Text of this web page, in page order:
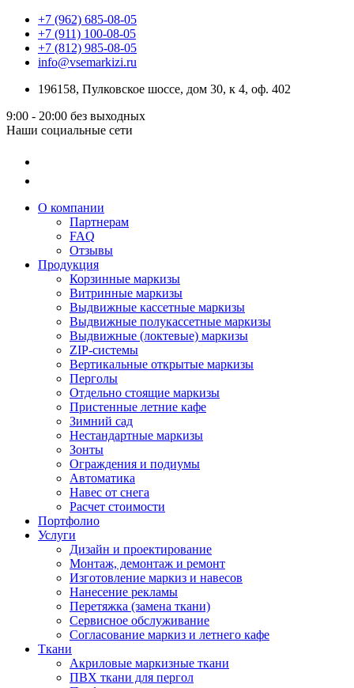
+7 (962) 685-08-05
+7 (911) 100-08-05
+7 (812) 985-08-05
info@vsemarkizi.ru
196158, Пулковское шоссе, дом 30, к 4, оф. 402
9:00 - 20:00 без выходных
Наши социальные сети
О компании
Партнерам
FAQ
Отзывы
Продукция
Корзинные маркизы
Витринные маркизы
Выдвижные кассетные маркизы
Выдвижные полукассетные маркизы
Выдвижные (локтевые) маркизы
ZIP-системы
Вертикальные открытые маркизы
Перголы
Отдельно стоящие маркизы
Пристенные летние кафе
Зимний сад
Нестандартные маркизы
Зонты
Ограждения и подиумы
Автоматика
Навес от снега
Расчет стоимости
Портфолио
Услуги
Дизайн и проектирование
Монтаж, демонтаж и ремонт
Изготовление маркиз и навесов
Нанесение рекламы
Перетяжка (замена ткани)
Сервисное обслуживание
Согласование маркиз и летнего кафе
Ткани
Акриловые маркизные ткани
ПВХ ткани для пергол